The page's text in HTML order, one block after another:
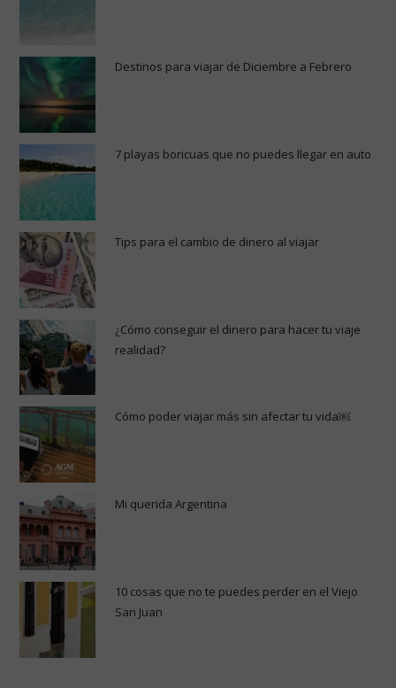
Destinos para viajar de Diciembre a Febrero
7 playas boricuas que no puedes llegar en auto
Tips para el cambio de dinero al viajar
¿Cómo conseguir el dinero para hacer tu viaje
realidad?
Cómo poder viajar más sin afectar tu vida￼
Mi querida Argentina
10 cosas que no te puedes perder en el Viejo
San Juan